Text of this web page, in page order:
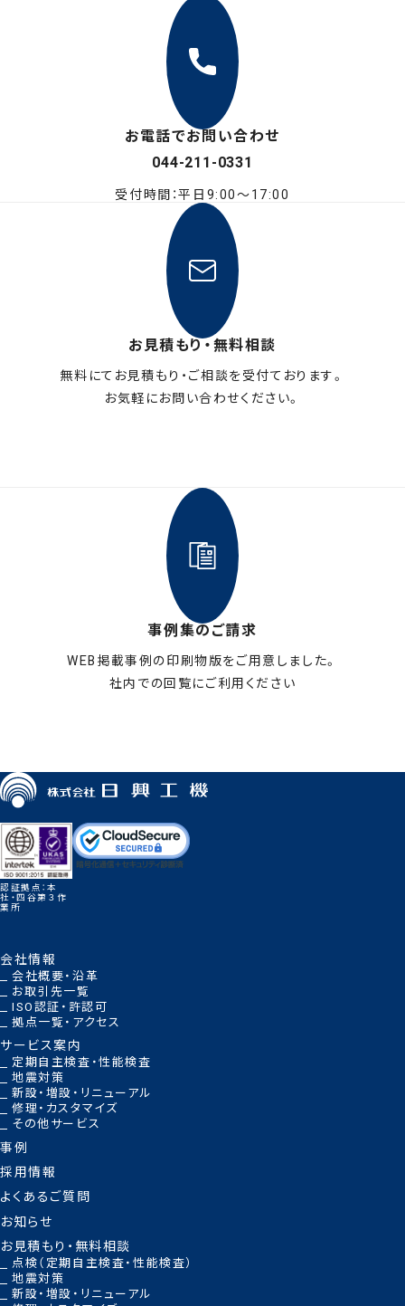
お電話でお問い合わせ
044-211-0331
受付時間：平日9:00〜17:00
お見積もり・無料相談
無料にてお見積もり・ご相談を受付ております。
お気軽にお問い合わせください。
事例集のご請求
WEB掲載事例の印刷物版をご用意しました。
社内での回覧にご利用ください
認証拠点：本
社・四谷第３作
業所
会社情報
会社概要・沿革
お取引先一覧
ISO認証・許認可
拠点一覧・アクセス
サービス案内
定期自主検査・性能検査
地震対策
新設・増設・リニューアル
修理・カスタマイズ
その他サービス
事例
採用情報
よくあるご質問
お知らせ
お見積もり・無料相談
点検（定期自主検査・性能検査）
地震対策
新設・増設・リニューアル